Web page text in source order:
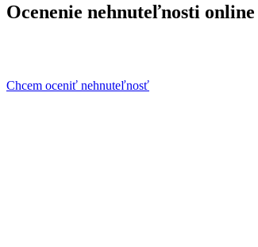
Ocenenie nehnuteľnosti online
Chcem oceniť nehnuteľnosť